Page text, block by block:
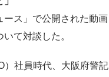
ース」で公開された動画
て対談した。
）社員時代、大阪府警記